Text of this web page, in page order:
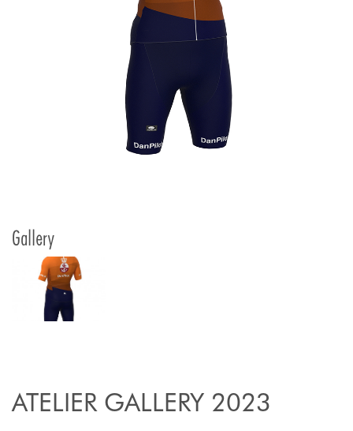
Gallery
ATELIER GALLERY 2023